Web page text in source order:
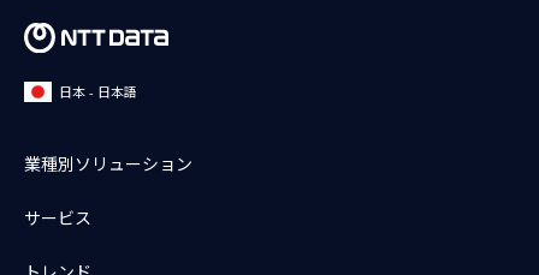
第3条（保証及び責任）
利用許諾するものであり、本件ドキュメントに瑕疵が存し
ないこと、本件ドキュメントの機能がユーザの要求を満た
た、一切の責任を負いません。また、本件ドキュメントの
日本 - 日本語
業種別ソリューション
サービス